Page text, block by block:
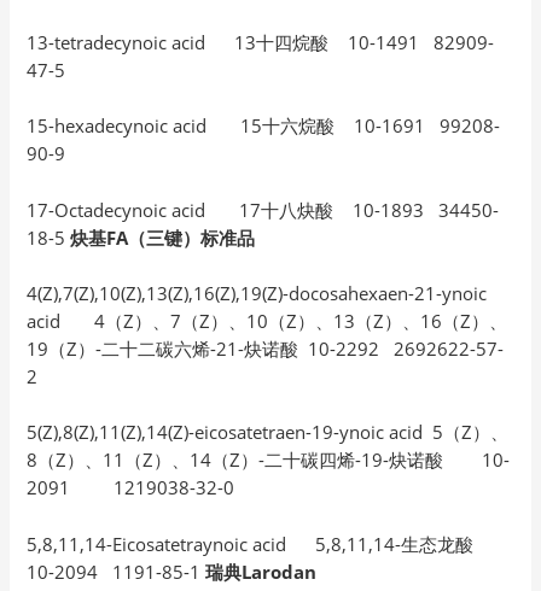
13-tetradecynoic acid 13十四烷酸 10-1491 82909-
47-5
15-hexadecynoic acid 15十六烷酸 10-1691 99208-
90-9
17-Octadecynoic acid 17十八炔酸 10-1893 34450-
18-5炔基FA（三键）标准品
4(Z),7(Z),10(Z),13(Z),16(Z),19(Z)-docosahexaen-21-ynoic
acid 4（Z）、7（Z）、10（Z）、13（Z）、16（Z）、
19（Z）-二十二碳六烯-21-炔诺酸 10-2292 2692622-57-
2
5(Z),8(Z),11(Z),14(Z)-eicosatetraen-19-ynoic acid 5（Z）、
8（Z）、11（Z）、14（Z）-二十碳四烯-19-炔诺酸 10-
2091 1219038-32-0
5,8,11,14-Eicosatetraynoic acid 5,8,11,14-生态龙酸
10-2094 1191-85-1瑞典Larodan